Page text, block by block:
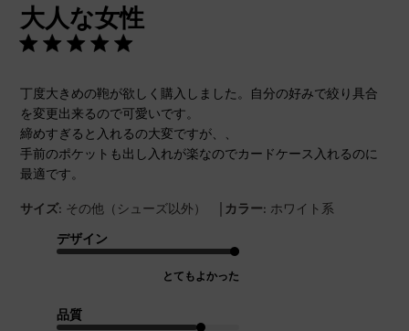
大人な女性
丁度大きめの鞄が欲しく購入しました。自分の好みで絞り具合
を変更出来るので可愛いです。
締めすぎると入れるの大変ですが、、
手前のポケットも出し入れが楽なのでカードケース入れるのに
最適です。
サイズ: その他（シューズ以外） | カラー: ホワイト系
デザイン
とてもよかった
品質